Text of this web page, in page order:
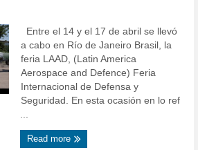
Entre el 14 y el 17 de abril se llevó
a cabo en Río de Janeiro Brasil, la
feria LAAD, (Latin America
Aerospace and Defence) Feria
Internacional de Defensa y
Seguridad. En esta ocasión en lo ref
...
Read more